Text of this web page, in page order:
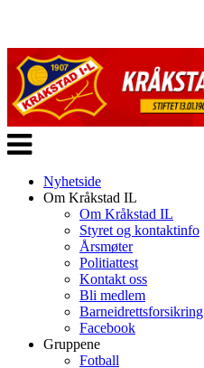
Veksle
navigasjon
Nyhetside
Om Kråkstad IL
Om Kråkstad IL
Styret og kontaktinfo
Årsmøter
Politiattest
Kontakt oss
Bli medlem
Barneidrettsforsikring
Facebook
Gruppene
Fotball